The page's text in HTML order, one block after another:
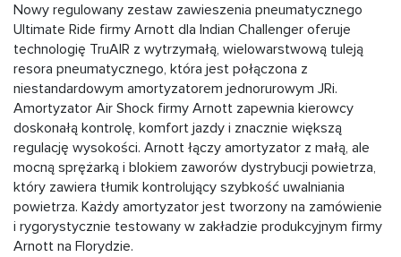
Nowy regulowany zestaw zawieszenia pneumatycznego
Ultimate Ride firmy Arnott dla Indian Challenger oferuje
technologię TruAIR z wytrzymałą, wielowarstwową tuleją
resora pneumatycznego, która jest połączona z
niestandardowym amortyzatorem jednorurowym JRi.
Amortyzator Air Shock firmy Arnott zapewnia kierowcy
doskonałą kontrolę, komfort jazdy i znacznie większą
regulację wysokości. Arnott łączy amortyzator z małą, ale
mocną sprężarką i blokiem zaworów dystrybucji powietrza,
który zawiera tłumik kontrolujący szybkość uwalniania
powietrza. Każdy amortyzator jest tworzony na zamówienie
i rygorystycznie testowany w zakładzie produkcyjnym firmy
Arnott na Florydzie.